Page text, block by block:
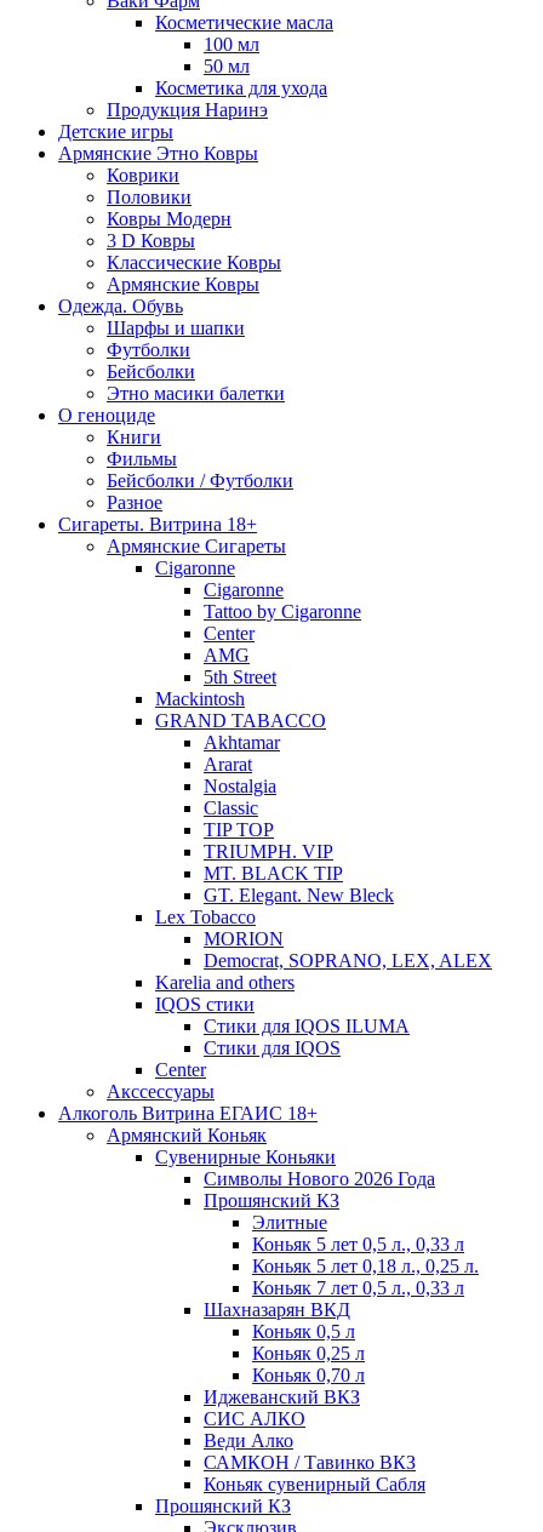
Косметические масла
100 мл
50 мл
Косметика для ухода
Продукция Наринэ
Детские игры
Армянские Этно Ковры
Коврики
Половики
Ковры Модерн
3 D Ковры
Классические Ковры
Армянские Ковры
Одежда. Обувь
Шарфы и шапки
Футболки
Бейсболки
Этно масики балетки
О геноциде
Книги
Фильмы
Бейсболки / Футболки
Разное
Сигареты. Витрина 18+
Армянские Сигареты
Cigaronne
Cigaronne
Tattoo by Cigaronne
Center
AMG
5th Street
Mackintosh
GRAND TABACCO
Akhtamar
Ararat
Nostalgia
Classic
TIP TOP
TRIUMPH. VIP
MT. BLACK TIP
GT. Elegant. New Bleck
Lex Tobacco
MORION
Democrat, SOPRANO, LEX, ALEX
Karelia and others
IQOS стики
Стики для IQOS ILUMA
Стики для IQOS
Сenter
Акссессуары
Алкоголь Витрина ЕГАИС 18+
Армянский Коньяк
Сувенирные Коньяки
Символы Нового 2026 Года
Прошянский КЗ
Элитные
Коньяк 5 лет 0,5 л., 0,33 л
Коньяк 5 лет 0,18 л., 0,25 л.
Коньяк 7 лет 0,5 л., 0,33 л
Шахназарян ВКД
Коньяк 0,5 л
Коньяк 0,25 л
Коньяк 0,70 л
Иджеванский ВКЗ
СИС АЛКО
Веди Алко
САМКОН / Тавинко ВКЗ
Коньяк сувенирный Сабля
Прошянский КЗ
Эксклюзив